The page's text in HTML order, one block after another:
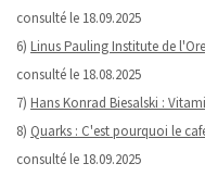
consulté le 18.09.2025
6) Linus Pauling Institute de
consulté le 18.08.2025
7) Hans Konrad Biesalski :
8) Quarks : C'est pourquoi le
consulté le 18.09.2025